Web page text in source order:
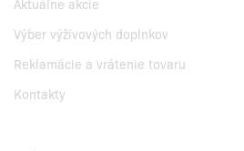
Aktuálne akcie
Výber výživových doplnkov
Reklamácie a vrátenie tovaru
Kontakty